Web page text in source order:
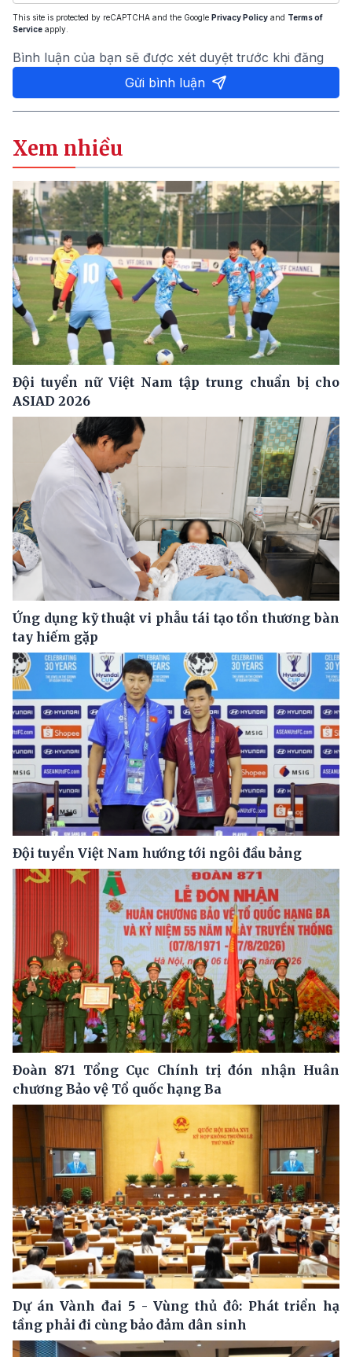
This site is protected by reCAPTCHA and the Google Privacy Policy and Terms of
Service apply.
Bình luận của bạn sẽ được xét duyệt trước khi đăng
Gửi bình luận
Xem nhiều
Đội tuyển nữ Việt Nam tập trung chuẩn bị cho
ASIAD 2026
Ứng dụng kỹ thuật vi phẫu tái tạo tổn thương bàn
tay hiếm gặp
Đội tuyển Việt Nam hướng tới ngôi đầu bảng
Đoàn 871 Tổng Cục Chính trị đón nhận Huân
chương Bảo vệ Tổ quốc hạng Ba
Dự án Vành đai 5 - Vùng thủ đô: Phát triển hạ
tầng phải đi cùng bảo đảm dân sinh